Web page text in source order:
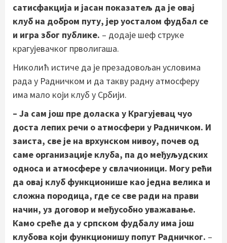
сатисфакција и јасан показатељ да је овај
клуб на добром путу, јер уосталом фудбал се
и игра због публике. – додаје шеф струке
крагујевачког прволигаша.
Николић истиче да је презадовољан условима
рада у Радничком и да такву радну атмосферу
има мало који клуб у Србији.
– Ја сам још пре доласка у Крагујевац чуо
доста лепих речи о атмосфери у Радничком. И
заиста, све је на врхунском нивоу, почев од
саме организације клуба, па до међуљудских
односа и атмосфере у свлачионици. Могу рећи
да овај клуб функционише као једна велика и
сложна породица, где се све ради на прави
начин, уз договор и међусобно уважавање.
Камо среће да у српском фудбалу има још
клубова који функционишу попут Радничког. –